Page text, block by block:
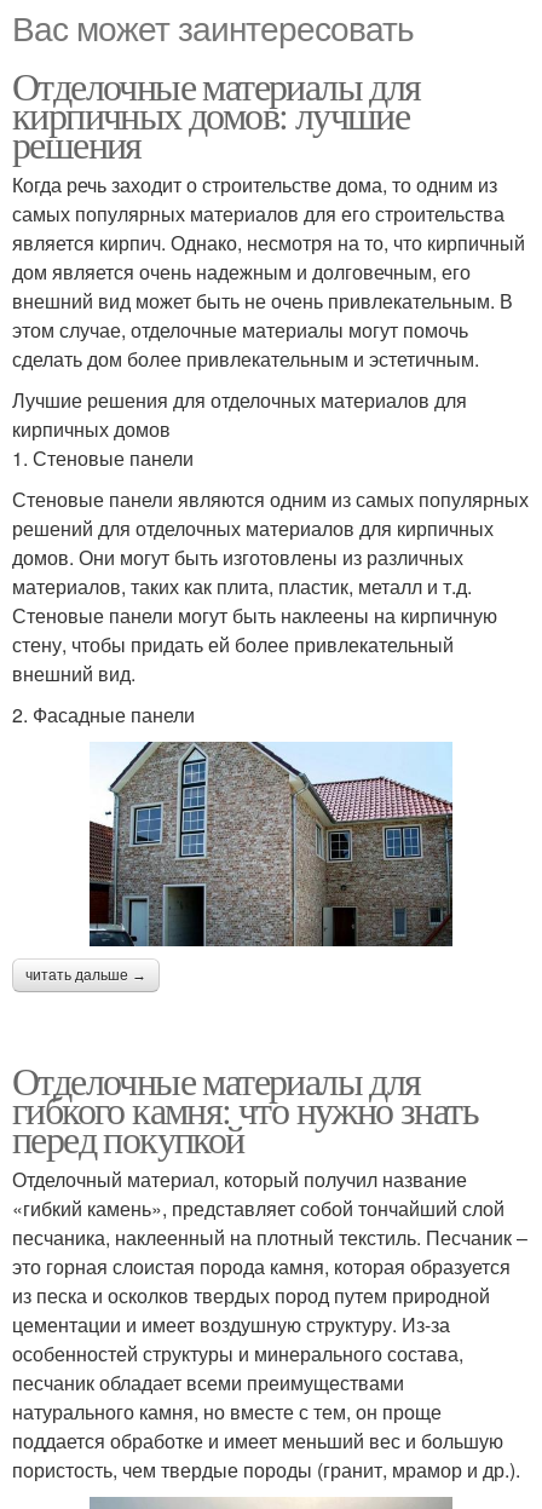
Вас может заинтересовать
Отделочные материалы для
кирпичных домов: лучшие
решения
Когда речь заходит о строительстве дома, то одним из
самых популярных материалов для его строительства
является кирпич. Однако, несмотря на то, что кирпичный
дом является очень надежным и долговечным, его
внешний вид может быть не очень привлекательным. В
этом случае, отделочные материалы могут помочь
сделать дом более привлекательным и эстетичным.
Лучшие решения для отделочных материалов для
кирпичных домов
1. Стеновые панели
Стеновые панели являются одним из самых популярных
решений для отделочных материалов для кирпичных
домов. Они могут быть изготовлены из различных
материалов, таких как плита, пластик, металл и т.д.
Стеновые панели могут быть наклеены на кирпичную
стену, чтобы придать ей более привлекательный
внешний вид.
2. Фасадные панели
читать дальше →
Отделочные материалы для
гибкого камня: что нужно знать
перед покупкой
Отделочный материал, который получил название
«гибкий камень», представляет собой тончайший слой
песчаника, наклеенный на плотный текстиль. Песчаник –
это горная слоистая порода камня, которая образуется
из песка и осколков твердых пород путем природной
цементации и имеет воздушную структуру. Из-за
особенностей структуры и минерального состава,
песчаник обладает всеми преимуществами
натурального камня, но вместе с тем, он проще
поддается обработке и имеет меньший вес и большую
пористость, чем твердые породы (гранит, мрамор и др.).